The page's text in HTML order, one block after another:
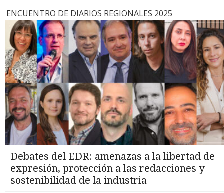
ENCUENTRO DE DIARIOS REGIONALES 2025
Debates del EDR: amenazas a la libertad de
expresión, protección a las redacciones y
sostenibilidad de la industria